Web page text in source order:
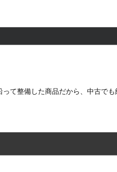
て整備した商品だから、中古で